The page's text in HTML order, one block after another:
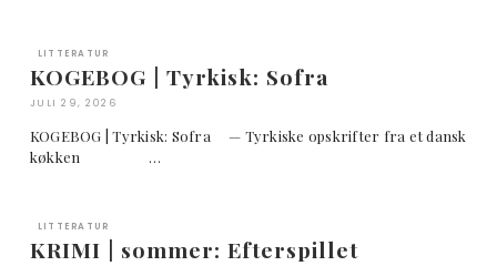
LITTERATUR
KOGEBOG | Tyrkisk: Sofra
JULI 29, 2026
KOGEBOG | Tyrkisk: Sofra — Tyrkiske opskrifter fra et dansk
køkken …
LITTERATUR
KRIMI | sommer: Efterspillet